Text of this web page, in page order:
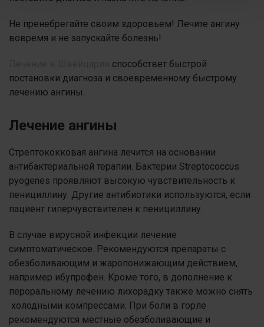
Не пренебрегайте своим здоровьем! Лечите ангину
вовремя и не запускайте болезнь!
способствет быстрой
постановки диагноза и своевременному быстрому
лечению ангины.
Лечение ангины
Стрептококковая ангина лечится на основании
антибактериальной терапии. Бактерии Streptococcus
pyogenes проявляют высокую чувствительность к
пенициллину. Другие антибиотики используются, если
пациент гиперчувствителен к пенициллину.
В случае вирусной инфекции лечение
симптоматическое. Рекомендуются препараты с
обезболивающим и жаропонижающим действием,
например ибупрофен. Кроме того, в дополнение к
пероральному лечению лихорадку также можно снять
холодными компрессами. При боли в горле
рекомендуются местные обезболивающие и